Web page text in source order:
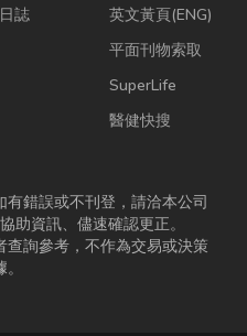
誌
英文黃頁(ENG)
平面刊物索取
SuperLife
醫健快搜
錯誤或不刊登，請洽本公司
助資訊、儘速確認更正。
詢參考，不作為交易或決策